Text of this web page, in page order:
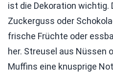
ist die Dekoration wichtig.
Zuckerguss oder
frische Früchte oder
her. Streusel aus Nüssen
Muffins eine knusprige